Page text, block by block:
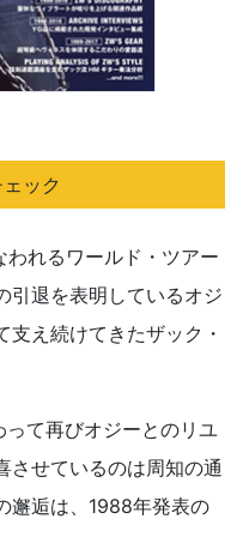
ック
れるワールド・ツアー
引退を表明しているオジ
え続けてきたザック・
て再びオジーとのリユ
させているのは周知の通
邂逅は、1988年発表の